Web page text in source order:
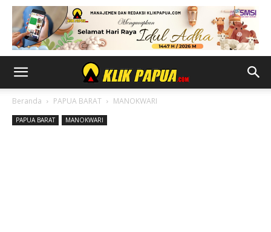
Beranda PAPUA BARAT MANOKWARI
PAPUA BARAT MANOKWARI